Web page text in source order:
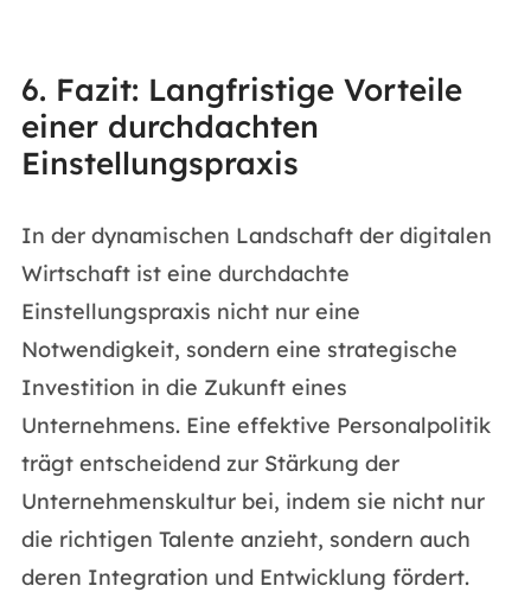
6. Fazit: Langfristige Vorteile
einer durchdachten
Einstellungspraxis
In der dynamischen Landschaft der digitalen
Wirtschaft ist eine durchdachte
Einstellungspraxis nicht nur eine
Notwendigkeit, sondern eine strategische
Investition in die Zukunft eines
Unternehmens. Eine effektive Personalpolitik
trägt entscheidend zur Stärkung der
Unternehmenskultur bei, indem sie nicht nur
die richtigen Talente anzieht, sondern auch
deren Integration und Entwicklung fördert.